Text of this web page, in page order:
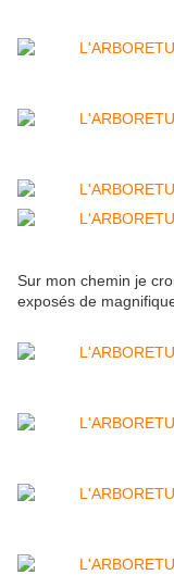
Sur mon chemin je
exposés de